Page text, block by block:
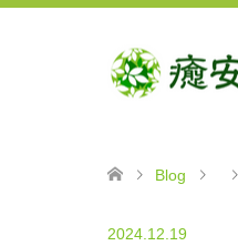
Blog
2024.12.19